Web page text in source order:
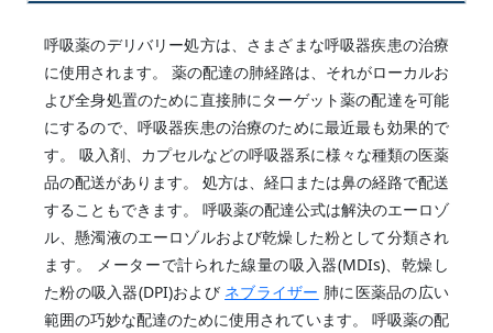
呼吸薬のデリバリー処方は、さまざまな呼吸器疾患の治療
に使用されます。 薬の配達の肺経路は、それがローカルお
よび全身処置のために直接肺にターゲット薬の配達を可能
にするので、呼吸器疾患の治療のために最近最も効果的で
す。 吸入剤、カプセルなどの呼吸器系に様々な種類の医薬
品の配送があります。 処方は、経口または鼻の経路で配送
することもできます。 呼吸薬の配達公式は解決のエーロゾ
ル、懸濁液のエーロゾルおよび乾燥した粉として分類され
ます。 メーターで計られた線量の吸入器(MDIs)、乾燥し
た粉の吸入器(DPI)および ネブライザー 肺に医薬品の広い
範囲の巧妙な配達のために使用されています。 呼吸薬の配